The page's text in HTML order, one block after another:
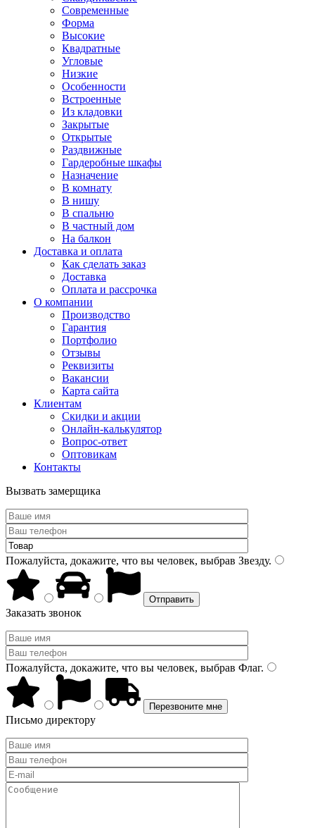
Современные
Форма
Высокие
Квадратные
Угловые
Низкие
Особенности
Встроенные
Из кладовки
Закрытые
Открытые
Раздвижные
Гардеробные шкафы
Назначение
В комнату
В нишу
В спальню
В частный дом
На балкон
Доставка и оплата
Как сделать заказ
Доставка
Оплата и рассрочка
О компании
Производство
Гарантия
Портфолио
Отзывы
Реквизиты
Вакансии
Карта сайта
Клиентам
Скидки и акции
Онлайн-калькулятор
Вопрос-ответ
Оптовикам
Контакты
Вызвать замерщика
Пожалуйста, докажите, что вы человек, выбрав Звезду.
Заказать звонок
Пожалуйста, докажите, что вы человек, выбрав Флаг.
Письмо директору